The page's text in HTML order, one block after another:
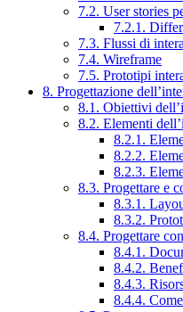
7.2. User stories
7.2.1.
7.3. Flussi di
7.4. Wireframe
7.5. Prototipi
8. Progettazione
8.1. Obiettivi
8.2. Elementi
8.2.1.
8.2.2.
8.2.3.
8.3. Progettare e
8.3.1.
8.3.2.
8.4. Progettare
8.4.1.
8.4.2.
8.4.3.
8.4.4.